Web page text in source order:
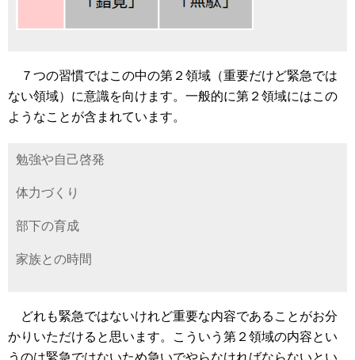
７つの習慣ではこの中の第２領域（重要だけど緊急では
ない領域）に意識を向けます。一般的に第２領域にはこの
ようなことが含まれています。
勉強や自己啓発
体力づくり
部下の育成
家族との時間
どれも緊急ではないけれど重要な内容であることがお分
かりいただけると思います。こういう第２領域の内容とい
うのは緊急ではないため急いでやらなければならないとい